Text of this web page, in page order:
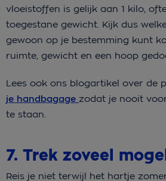
vloeistoffen is gelijk aan 1 kilo,
toegestane gewicht. Kijk dus
gewoon op je bestemming kunt
ruimte, gewicht en een hoop
Lees ook ons blogartikel over de
je handbagage zodat je nooit
te staan.
7. Trek zoveel
Reis je niet terwijl het hartje